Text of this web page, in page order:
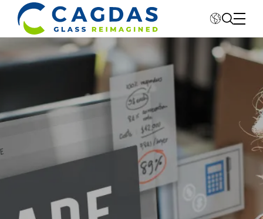
Kurumsal
Sürdürebilirlik
Değerlerimiz